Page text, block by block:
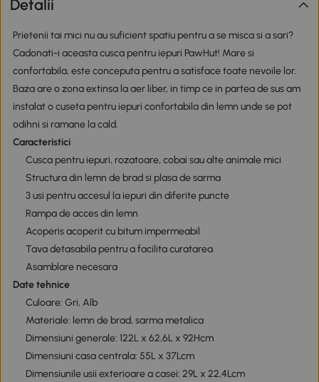
Detalii
Prietenii tai mici nu au suficient spatiu pentru a se misca si a sari?
Cadonati-i aceasta cusca pentru iepuri PawHut! Mare si
confortabila, este conceputa pentru a satisface toate nevoile lor.
Baza are o zona extinsa la aer liber, in timp ce in partea de sus am
instalat o cuseta pentru iepuri confortabila din lemn unde se pot
odihni si ramane la cald.
Caracteristici
Cusca pentru iepuri, rozatoare, cobai sau alte animale mici
Structura din lemn de brad si plasa de sarma
3 usi pentru accesul la iepuri din diferite puncte
Rampa de acces din lemn
Acoperis acoperit cu bitum impermeabil
Tava detasabila pentru a facilita curatarea
Asamblare necesara
Date tehnice
Culoare: Gri, Alb
Materiale: lemn de brad, sarma metalica
Dimensiuni generale: 122L x 62,6L x 92Hcm
Dimensiuni casa centrala: 55L x 37Lcm
Dimensiunile usii exterioare a casei: 29L x 22,4Lcm